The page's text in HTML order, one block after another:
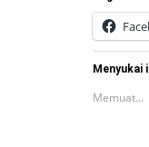
Menyukai
Memuat...